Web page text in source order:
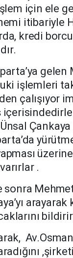
için ele
itibariyle
kredi borcu
işlemleri
çalışıyor
.
sonra